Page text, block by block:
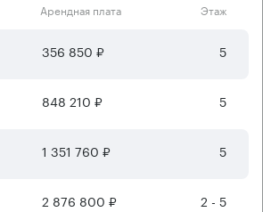
Арендная плата Этаж
356 850 ₽ 5
848 210 ₽ 5
1 351 760 ₽ 5
2 876 800 ₽ 2 - 5